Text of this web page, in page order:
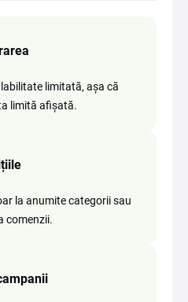
limitată, așa că
limită afișată.
la anumite categorii sau
comenzii.